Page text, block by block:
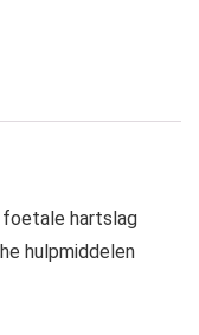
hartslag
hulpmiddelen